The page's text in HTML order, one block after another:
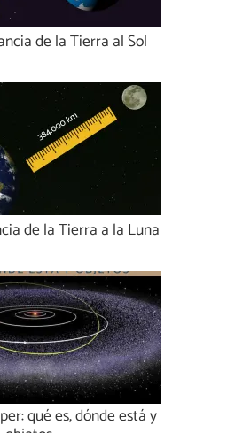
de la Tierra al Sol
de la Tierra a la Luna
qué es, dónde está y